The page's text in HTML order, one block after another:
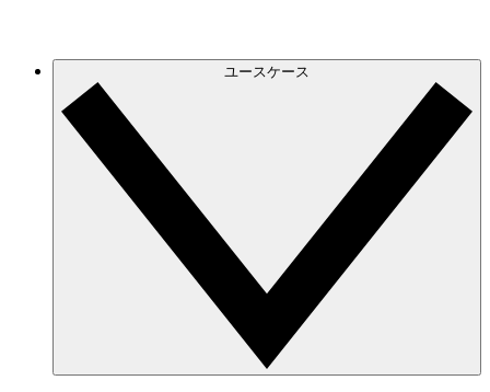
ユースケース